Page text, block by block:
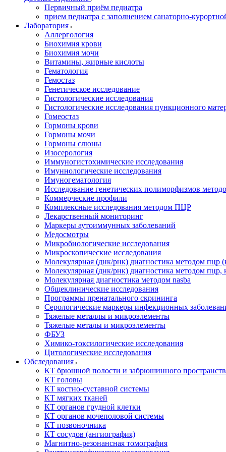
Первичный приём педиатра
прием педиатра с заполнением санаторно-
Лаборатория
Аллергология
Биохимия крови
Биохимия мочи
Витамины, жирные кислоты
Гематология
Гемостаз
Генетическое исследование
Гистологические исследования
Гистологические исследования пункционного
Гомеостаз
Гормоны крови
Гормоны мочи
Гормоны слюны
Изосерология
Иммуногистохимические исследования
Имуннологические исследования
Имуногематология
Исследование генетических полиморфизмов
Коммерческие профили
Комплексные исследования методом ПЦР
Лекарственный мониторинг
Маркеры аутоиммунных заболеваний
Медосмотры
Микробиологические исследования
Микроскопические исследования
Молекулярная (днк/рнк) диагностика методом пцр
Молекулярная (днк/рнк) диагностика методом пцр,
Молекулярная диагностика методом nasba
Общеклинические исследования
Программы пренатального скрининга
Серологические маркеры инфекционных
Тяжелые металлы и микроэлементы
Тяжелые металы и микроэлементы
ФБУЗ
Химико-токсилогические исследования
Цитологические исследования
Обследования
КТ брюшной полости и забрюшинного
КТ головы
КТ костно-суставной системы
КТ мягких тканей
КТ органов грудной клетки
КТ органов мочеполовой системы
КТ позвоночника
КТ сосудов (ангиография)
Магнитно-резонансная томография